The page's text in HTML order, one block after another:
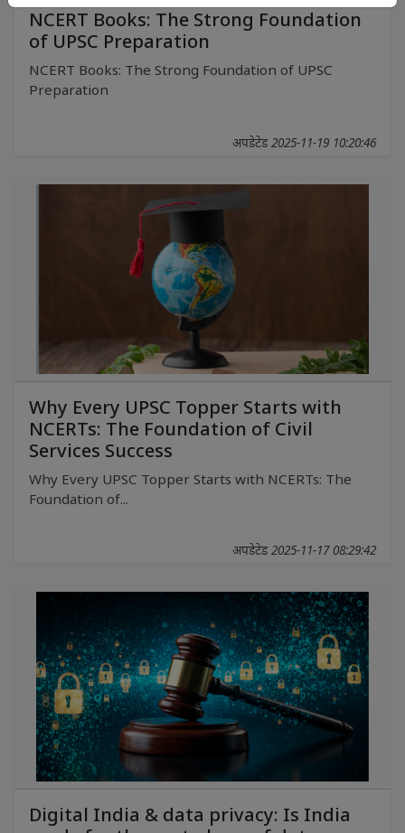
NCERT Books: The Strong Foundation
of UPSC Preparation
NCERT Books: The Strong Foundation of UPSC
Preparation
अपडेटेड 2025-11-19 10:20:46
Why Every UPSC Topper Starts with
NCERTs: The Foundation of Civil
Services Success
Why Every UPSC Topper Starts with NCERTs: The
Foundation of...
अपडेटेड 2025-11-17 08:29:42
Digital India & data privacy: Is India